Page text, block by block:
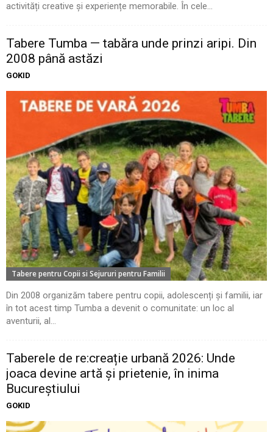
activități creative și experiențe memorabile. În cele...
Tabere Tumba — tabăra unde prinzi aripi. Din
2008 până astăzi
GOKID
Tabere pentru Copii si Sejururi pentru Familii
Din 2008 organizăm tabere pentru copii, adolescenți și familii, iar
în tot acest timp Tumba a devenit o comunitate: un loc al
aventurii, al...
Taberele de re:creație urbană 2026: Unde
joaca devine artă și prietenie, în inima
Bucureștiului
GOKID